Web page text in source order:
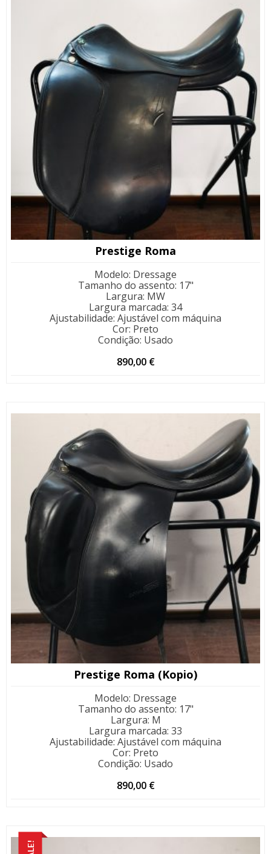
Prestige Roma
Modelo: Dressage
Tamanho do assento: 17"
Largura: MW
Largura marcada: 34
Ajustabilidade: Ajustável com máquina
Cor: Preto
Condição: Usado
890,00 €
Prestige Roma (Kopio)
Modelo: Dressage
Tamanho do assento: 17"
Largura: M
Largura marcada: 33
Ajustabilidade: Ajustável com máquina
Cor: Preto
Condição: Usado
890,00 €